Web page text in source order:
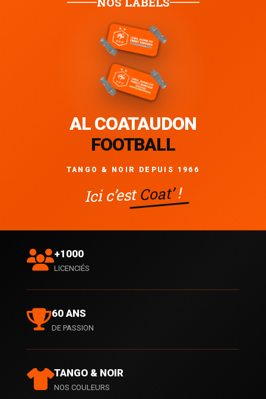
AL COATAUDON
FOOTBALL
TANGO & NOIR DEPUIS 1966
Ici c’estCoat’!
+1000
LICENCIÉS
60 ANS
DE PASSION
TANGO & NOIR
NOS COULEURS